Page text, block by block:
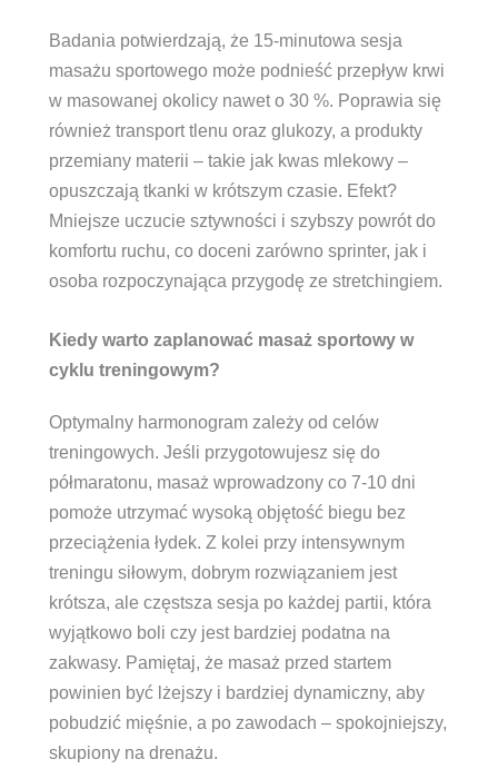
Badania potwierdzają, że 15-minutowa sesja
masażu sportowego może podnieść przepływ krwi
w masowanej okolicy nawet o 30 %. Poprawia się
również transport tlenu oraz glukozy, a produkty
przemiany materii – takie jak kwas mlekowy –
opuszczają tkanki w krótszym czasie. Efekt?
Mniejsze uczucie sztywności i szybszy powrót do
komfortu ruchu, co doceni zarówno sprinter, jak i
osoba rozpoczynająca przygodę ze stretchingiem.
Kiedy warto zaplanować masaż sportowy w
cyklu treningowym?
Optymalny harmonogram zależy od celów
treningowych. Jeśli przygotowujesz się do
półmaratonu, masaż wprowadzony co 7-10 dni
pomoże utrzymać wysoką objętość biegu bez
przeciążenia łydek. Z kolei przy intensywnym
treningu siłowym, dobrym rozwiązaniem jest
krótsza, ale częstsza sesja po każdej partii, która
wyjątkowo boli czy jest bardziej podatna na
zakwasy. Pamiętaj, że masaż przed startem
powinien być lżejszy i bardziej dynamiczny, aby
pobudzić mięśnie, a po zawodach – spokojniejszy,
skupiony na drenażu.